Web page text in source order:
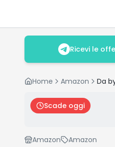
Ricevi le
Home Amazon
Scade oggi
Amazon Amazon